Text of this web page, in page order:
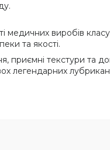
медичних виробів
та якості.
текстури та
легендарних